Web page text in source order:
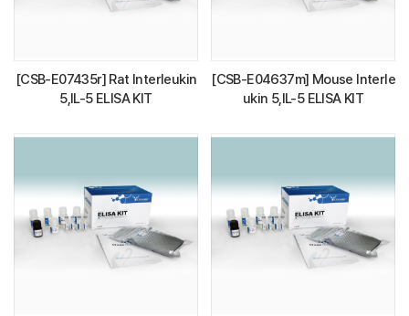
[CSB-E07435r] Rat Interleukin
5,IL-5 ELISA KIT
[CSB-E04637m] Mouse Interle
ukin 5,IL-5 ELISA KIT